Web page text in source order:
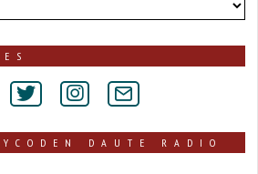
DAUTE RADIO